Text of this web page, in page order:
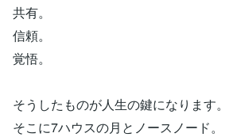
共有。
信頼。
覚悟。
そうしたものが人生の鍵になります。
そこに7ハウスの月とノースノード。